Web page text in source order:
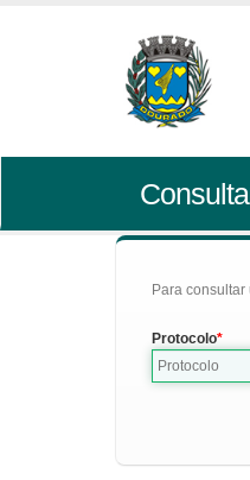
Para
Protocolo